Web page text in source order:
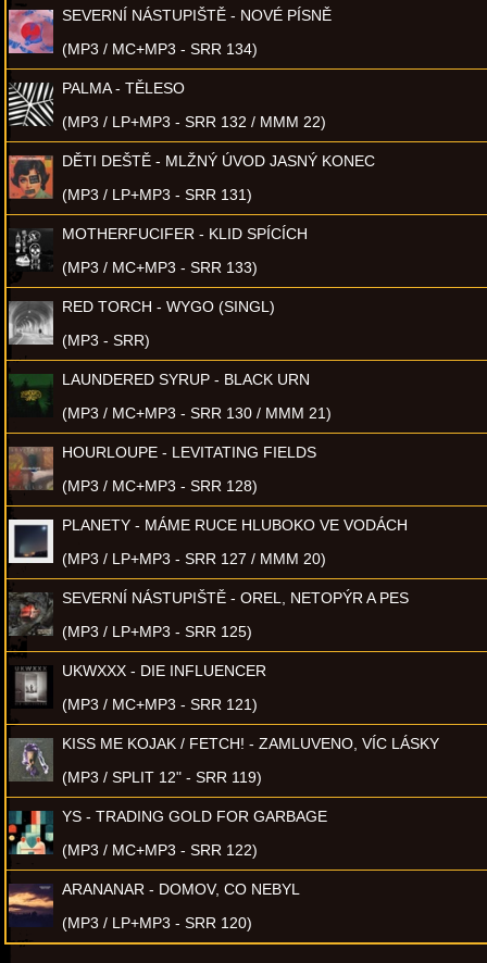
SEVERNÍ NÁSTUPIŠTĚ - NOVÉ PÍSNĚ
(MP3 / MC+MP3 - SRR 134)
PALMA - TĚLESO
(MP3 / LP+MP3 - SRR 132 / MMM 22)
DĚTI DEŠTĚ - MLŽNÝ ÚVOD JASNÝ KONEC
(MP3 / LP+MP3 - SRR 131)
MOTHERFUCIFER - KLID SPÍCÍCH
(MP3 / MC+MP3 - SRR 133)
RED TORCH - WYGO (SINGL)
(MP3 - SRR)
LAUNDERED SYRUP - BLACK URN
(MP3 / MC+MP3 - SRR 130 / MMM 21)
HOURLOUPE - LEVITATING FIELDS
(MP3 / MC+MP3 - SRR 128)
PLANETY - MÁME RUCE HLUBOKO VE VODÁCH
(MP3 / LP+MP3 - SRR 127 / MMM 20)
SEVERNÍ NÁSTUPIŠTĚ - OREL, NETOPÝR A PES
(MP3 / LP+MP3 - SRR 125)
UKWXXX - DIE INFLUENCER
(MP3 / MC+MP3 - SRR 121)
KISS ME KOJAK / FETCH! - ZAMLUVENO, VÍC LÁSKY
(MP3 / SPLIT 12" - SRR 119)
YS - TRADING GOLD FOR GARBAGE
(MP3 / MC+MP3 - SRR 122)
ARANANAR - DOMOV, CO NEBYL
(MP3 / LP+MP3 - SRR 120)